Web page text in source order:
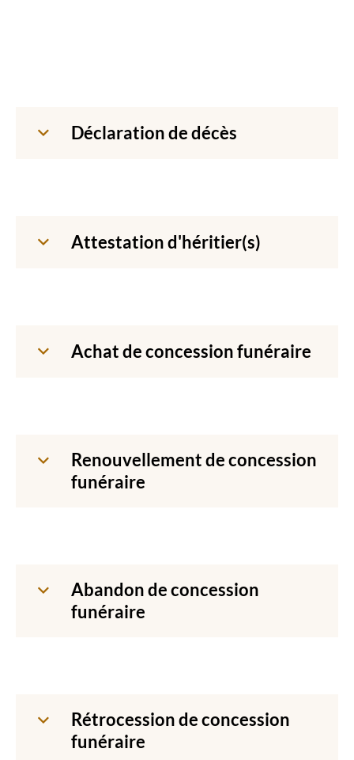
Déclaration de décès
Attestation d'héritier(s)
Achat de concession funéraire
Renouvellement de concession
funéraire
Abandon de concession
funéraire
Rétrocession de concession
funéraire